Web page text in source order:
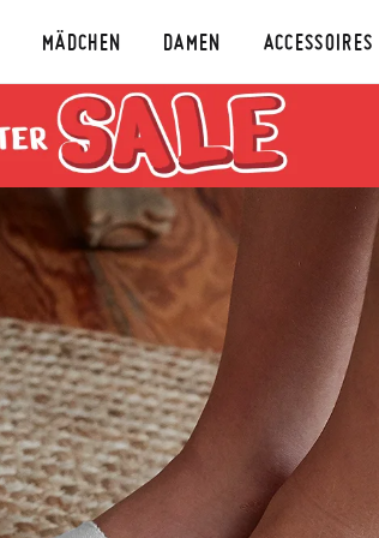
MÄDCHEN DAMEN ACCESSOIRES